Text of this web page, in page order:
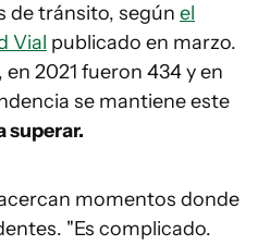
de tránsito, según el
Vial publicado en marzo.
en 2021 fueron 434 y en
se mantiene este
superar.
momentos donde
"Es complicado.